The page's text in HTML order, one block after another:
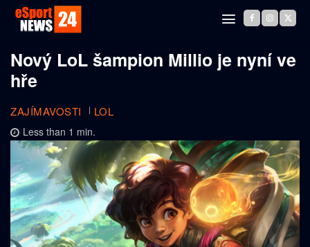
Nový LoL šampion Millio je nyní ve
hře
ZAJÍMAVOSTI LOL
Less than 1 min.